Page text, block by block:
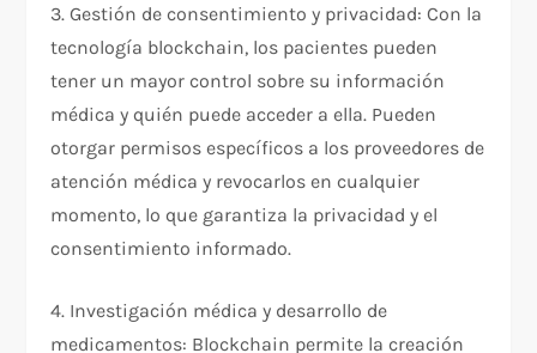
3. Gestión de consentimiento y privacidad: Con la
tecnología blockchain, los pacientes pueden
tener un mayor control sobre su información
médica y quién puede acceder a ella. Pueden
otorgar permisos específicos a los proveedores de
atención médica y revocarlos en cualquier
momento, lo que garantiza la privacidad y el
consentimiento informado.
4. Investigación médica y desarrollo de
medicamentos: Blockchain permite la creación